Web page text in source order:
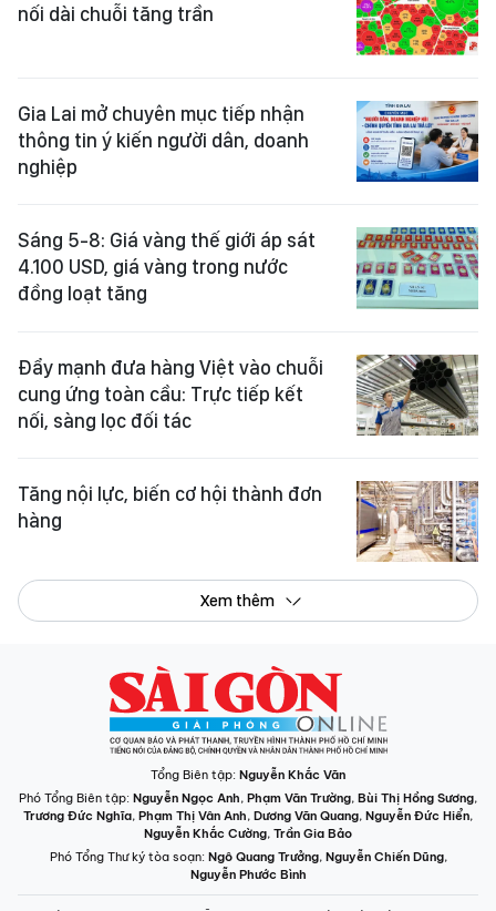
nối dài chuỗi tăng trần
Gia Lai mở chuyên mục tiếp nhận
thông tin ý kiến người dân, doanh
nghiệp
Sáng 5-8: Giá vàng thế giới áp sát
4.100 USD, giá vàng trong nước
đồng loạt tăng
Đẩy mạnh đưa hàng Việt vào chuỗi
cung ứng toàn cầu: Trực tiếp kết
nối, sàng lọc đối tác
Tăng nội lực, biến cơ hội thành đơn
hàng
Xem thêm
Tổng Biên tập: Nguyễn Khắc Văn
Phó Tổng Biên tập: Nguyễn Ngọc Anh, Phạm Văn Trường, Bùi Thị Hồng Sương,
Trương Đức Nghĩa, Phạm Thị Vân Anh, Dương Văn Quang, Nguyễn Đức Hiển,
Nguyễn Khắc Cường, Trần Gia Bảo
Phó Tổng Thư ký tòa soạn: Ngô Quang Trưởng, Nguyễn Chiến Dũng,
Nguyễn Phước Bình